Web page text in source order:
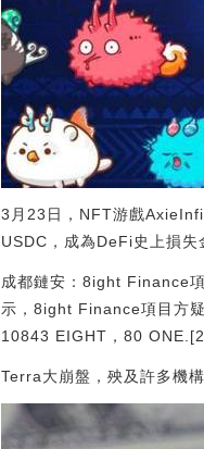
3月23日，NFT游戲
USDC，成為DeFi史上損失
成都鏈安：8ight Finance
示，8ight Finance項目方
10843 EIGHT，80
Terra大崩盤，殃及許多機